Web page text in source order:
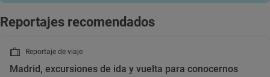
Reportajes recomendados
Reportaje de viaje
Madrid, excursiones de ida y vuelta para conocernos